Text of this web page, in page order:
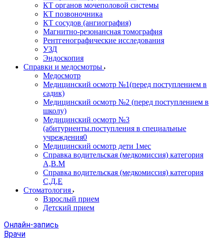
КТ органов мочеполовой системы
КТ позвоночника
КТ сосудов (ангиография)
Магнитно-резонансная томография
Рентгенографические исследования
УЗД
Эндоскопия
Справки и медосмотры
Медосмотр
Медицинский осмотр №1(перед поступлением в
садик)
Медицинский осмотр №2 (перед поступлением в
школу)
Медицинский осмотр №3
(абитуриенты.поступления в специальные
учреждения0
Медицинский осмотр дети 1мес
Справка водительская (медкомиссия) категория
А,В.М
Справка водительская (медкомиссия) категория
С,Д,Е
Стоматология
Взрослый прием
Детский прием
Онлайн-запись
Врачи